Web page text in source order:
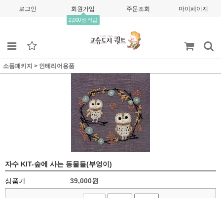
로그인 회원가입
2,000원 적립
주문조회 마이페이지
소품패키지 > 인테리어용품
자수 KIT-숲에 사는 동물들(부엉이)
상품가 39,000원